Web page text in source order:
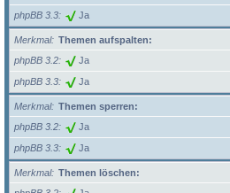
phpBB 3.3 Ja
Merkmal
Themen aufspalten:
phpBB 3.2
Ja
phpBB 3.3 Ja
Merkmal
Themen sperren:
phpBB 3.2
Ja
phpBB 3.3 Ja
Merkmal
Themen löschen: